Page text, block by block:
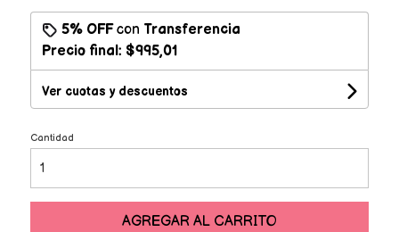
5% OFFcon Transferencia
Precio final: $995,01
Ver cuotas y descuentos
Cantidad
AGREGAR AL CARRITO